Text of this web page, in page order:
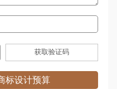
商标注册
商标注册
获取验证码
标设计预算